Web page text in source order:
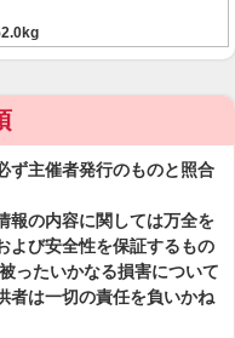
ず主催者発行のものと照合
報の内容に関しては万全を
よび安全性を保証するもの
ったいかなる損害について
者は一切の責任を負いかね